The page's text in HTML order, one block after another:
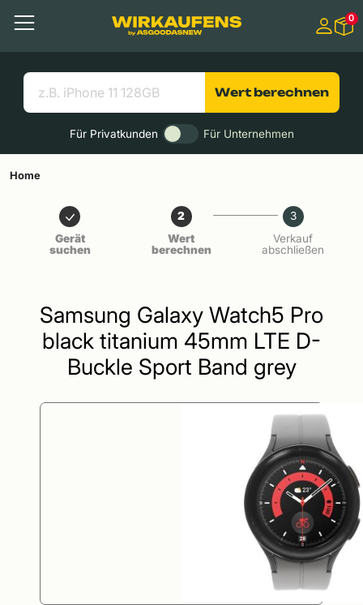
Menü
Suchen
Nützliche Links
0
Wert berechnen
Für Privatkunden Für Unternehmen
Home
Gerät
suchen
2
Wert
berechnen
3
Verkauf
abschließen
Samsung Galaxy Watch5 Pro
black titanium 45mm LTE D-
Buckle Sport Band grey